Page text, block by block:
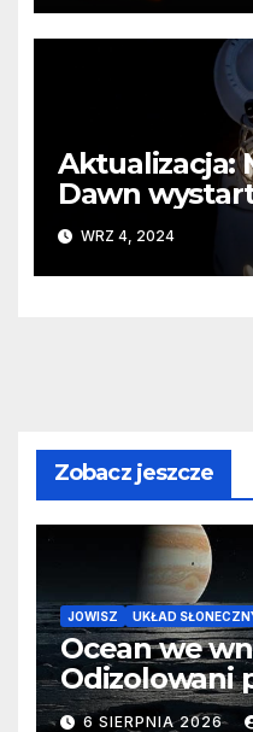
Aktualizacja:
Dawn
WRZ 4, 2024
Zobacz jeszcze
JOWISZ UKŁAD
Ocean we
Odizolowani
barierę
6 SIERPNIA 2026